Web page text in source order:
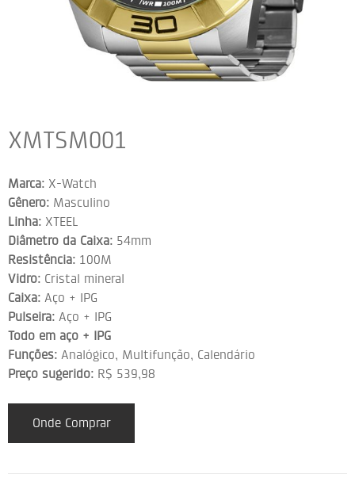
XMTSM001
Marca: X-Watch
Gênero: Masculino
Linha: XTEEL
Diâmetro da Caixa: 54mm
Resistência: 100M
Vidro: Cristal mineral
Caixa: Aço + IPG
Pulseira: Aço + IPG
Todo em aço + IPG
Funções: Analógico, Multifunção, Calendário
Preço sugerido: R$ 539,98
Onde Comprar